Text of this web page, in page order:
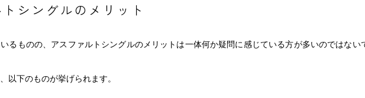
シングルのメリット
るものの、アスファルトシングルのメリットは一体何か疑問に感じている方が多いのではない
以下のものが挙げられます。